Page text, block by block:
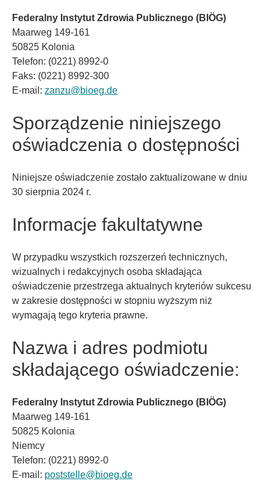
Federalny Instytut Zdrowia Publicznego (BIÖG)
Maarweg 149-161
50825 Kolonia
Telefon: (0221) 8992-0
Faks: (0221) 8992-300
E-mail: zanzu@bioeg.de
Sporządzenie niniejszego
oświadczenia o dostępności
Niniejsze oświadczenie zostało zaktualizowane w dniu
30 sierpnia 2024 r.
Informacje fakultatywne
W przypadku wszystkich rozszerzeń technicznych,
wizualnych i redakcyjnych osoba składająca
oświadczenie przestrzega aktualnych kryteriów sukcesu
w zakresie dostępności w stopniu wyższym niż
wymagają tego kryteria prawne.
Nazwa i adres podmiotu
składającego oświadczenie:
Federalny Instytut Zdrowia Publicznego (BIÖG)
Maarweg 149-161
50825 Kolonia
Niemcy
Telefon: (0221) 8992-0
E-mail: poststelle@bioeg.de